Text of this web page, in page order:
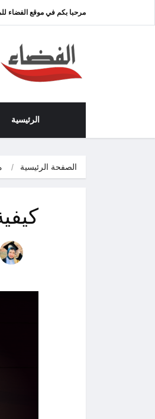
مرحبا بكم في موقع الفضاء
الرئيسية
الصفحة الرئيسية